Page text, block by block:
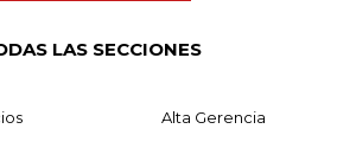
LAS SECCIONES
Alta Gerencia